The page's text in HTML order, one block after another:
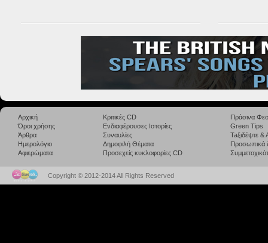
Αρχική
Όροι χρήσης
Άρθρα
Ημερολόγιο
Αφιερώματα
Κριτικές CD
Ενδιαφέρουσες Ιστορίες
Συναυλίες
Δημοφιλή Θέματα
Προσεχείς κυκλοφορίες CD
Πράσινα
Green Tips
Taξιδέψτε
Προσωπικά
Copyright © 2012-2014 All Rights Reserved